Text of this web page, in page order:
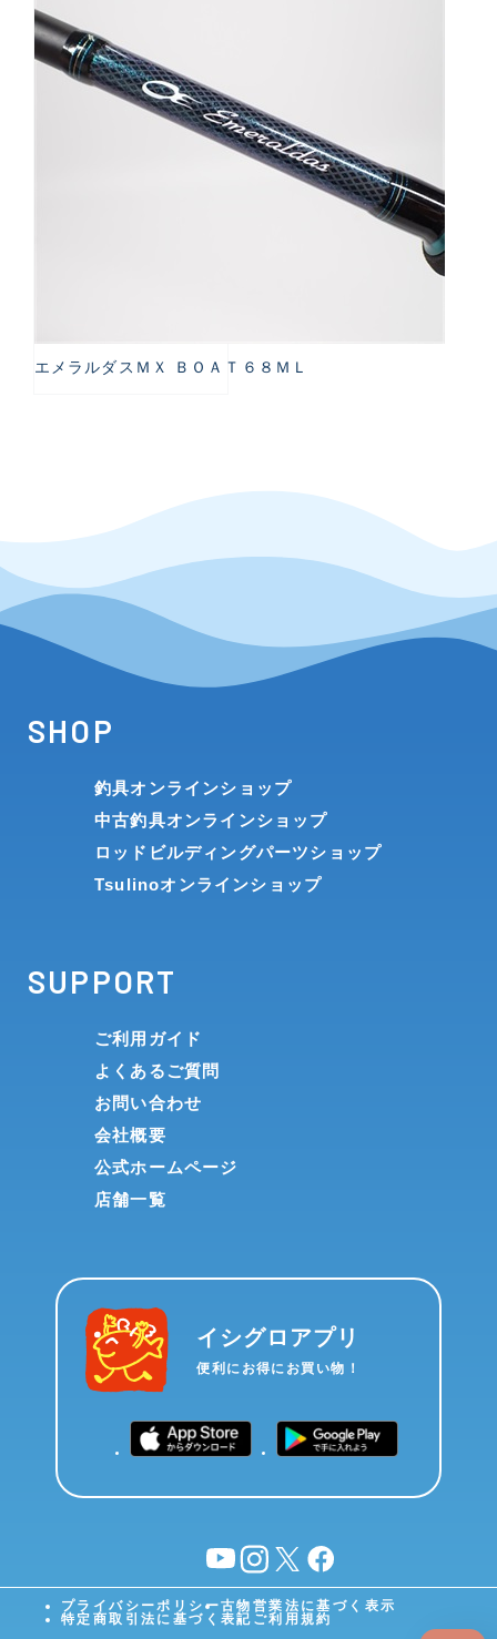
エメラルダスＭＸ ＢＯＡＴ６８ＭＬ
SHOP
釣具オンラインショップ
中古釣具オンラインショップ
ロッドビルディングパーツショップ
Tsulinoオンラインショップ
SUPPORT
ご利用ガイド
よくあるご質問
お問い合わせ
会社概要
公式ホームページ
店舗一覧
イシグロアプリ
便利にお得にお買い物！
YouTubeinstagram
X facebook
プライバシーポリシー古物営業法に基づく表示
特定商取引法に基づく表記 ご利用規約